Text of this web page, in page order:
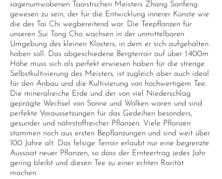
sagenumwobenen Taoistischen Meisters Zhang Sanfeng
gewesen zu sein, der für die Entwicklung innerer Künste wie
die des Tai Chi wegbereitend war. Die Teepflanzen für
unseren Sui Tong Cha wachsen in der unmittelbaren
Umgebung des kleinen Klosters, in dem er sich aufgehalten
haben soll. Das abgeschiedene Bergterroir auf über 1.400m
Höhe muss sich als perfekt erwiesen haben für die strenge
Selbstkultivierung des Meisters, ist zugleich aber auch ideal
für den Anbau und die Kultivierung von hochwertigem Tee.
Die mineralreiche Erde und der von viel Niederschlag
geprägte Wechsel von Sonne und Wolken waren und sind
perfekte Voraussetzungen für das Gedeihen besonders,
gesunder und nährstoffreicher Pflanzen. Viele Pflanzen
stammen noch aus ersten Bepflanzungen und sind weit über
100 Jahre alt. Das felsige Terroir erlaubt nur eine begrenzte
Aussaat neuer Pflanzen, so dass der Ernteertrag jedes Jahr
gering bleibt und diesen Tee zu einer echten Rarität
machen.